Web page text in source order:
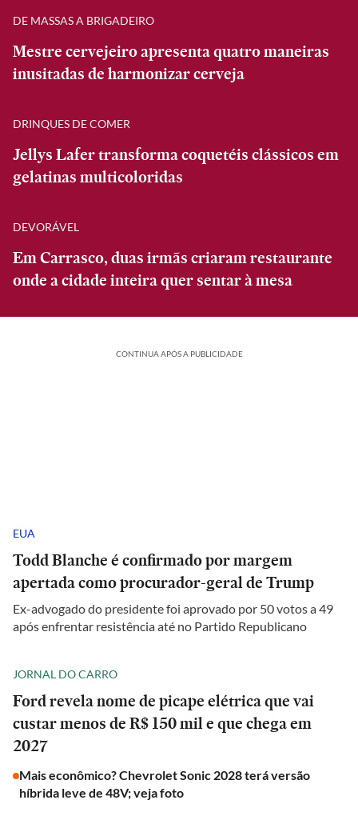
DE MASSAS A BRIGADEIRO
Mestre cervejeiro apresenta quatro maneiras
inusitadas de harmonizar cerveja
DRINQUES DE COMER
Jellys Lafer transforma coquetéis clássicos em
gelatinas multicoloridas
DEVORÁVEL
Em Carrasco, duas irmãs criaram restaurante
onde a cidade inteira quer sentar à mesa
CONTINUA APÓS A PUBLICIDADE
EUA
Todd Blanche é confirmado por margem
apertada como procurador-geral de Trump
Ex-advogado do presidente foi aprovado por 50 votos a 49
após enfrentar resistência até no Partido Republicano
JORNAL DO CARRO
Ford revela nome de picape elétrica que vai
custar menos de R$ 150 mil e que chega em
2027
Mais econômico? Chevrolet Sonic 2028 terá versão
híbrida leve de 48V; veja foto